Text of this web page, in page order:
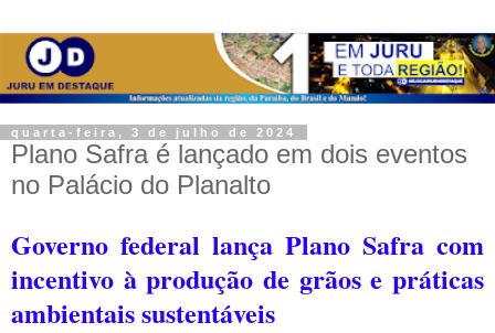
quarta-feira, 3 de julho de 2024
Plano Safra é lançado em dois eventos
no Palácio do Planalto
Governo federal lança Plano Safra com
incentivo à produção de grãos e práticas
ambientais sustentáveis